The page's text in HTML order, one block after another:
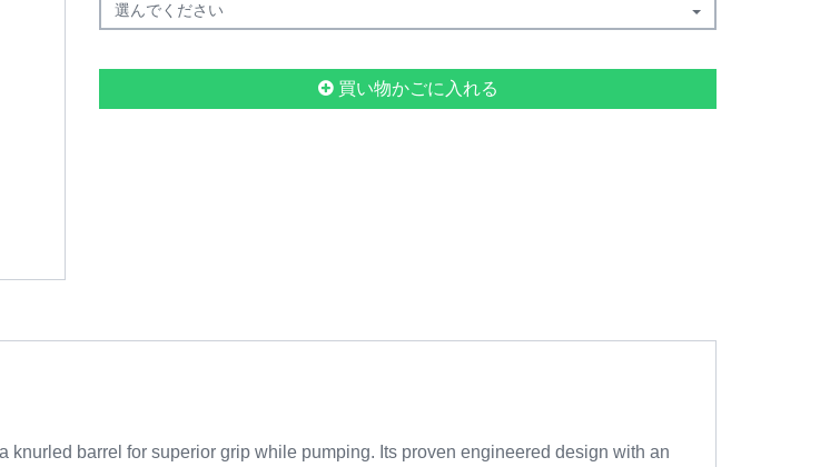
選んでください
買い物かごに入れる
barrel for superior grip while pumping. Its proven engineered design with an